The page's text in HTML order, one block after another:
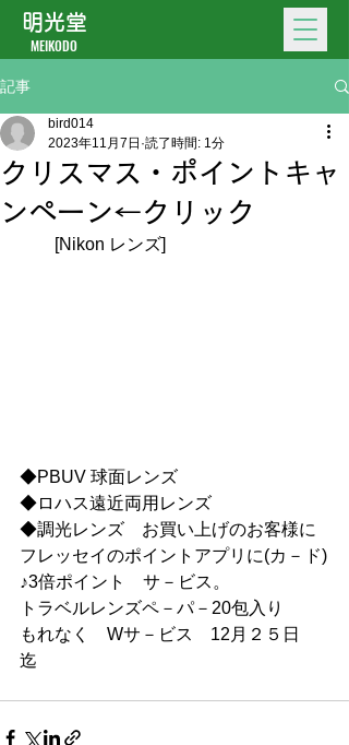
明光堂
MEIKODO
記事
クリスマス・ポイントキャ
ンペーン←クリック
bird014
2023年11月7日 読了時間: 1分
[Nikon レンズ]
◆PBUV 球面レンズ
◆ロハス遠近両用レンズ
◆調光レンズ　お買い上げのお客様に
フレッセイのポイントアプリに(カ－ド)
♪3倍ポイント　サ－ビス。
トラベルレンズペ－パ－20包入り
もれなく　Wサ－ビス　12月２５日
迄